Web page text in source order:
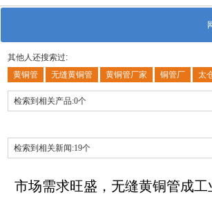
其他人还搜索过:
黄铜管
无缝黄铜管 黄铜管厂家 铜管厂 太
检索到相关产品:0个
检索到相关新闻:19个
市场需求旺盛，无缝黄铜管成工